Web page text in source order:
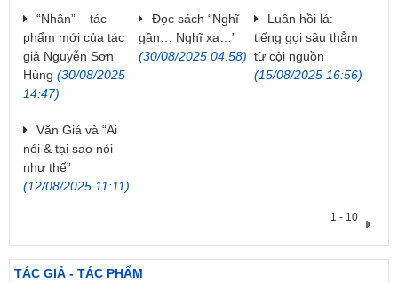
“Nhân” – tác
phẩm mới của tác
giả Nguyễn Sơn
Hùng (30/08/2025
14:47)
Đọc sách “Nghĩ
gần… Nghĩ xa…”
(30/08/2025 04:58)
Luân hồi lá:
tiếng gọi sâu thẳm
từ cội nguồn
(15/08/2025 16:56)
Văn Giá và “Ai
nói & tại sao nói
như thế”
(12/08/2025 11:11)
1 - 10
TÁC GIẢ - TÁC PHẨM